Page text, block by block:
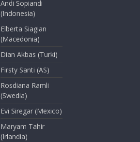
Andi Sopiandi
(Indonesia)
Elberta Siagian
(Macedonia)
Dian Akbas (Turki)
Firsty Santi (AS)
Rosdiana Ramli
(Swedia)
Evi Siregar (Mexico)
Maryam Tahir
(Irlandia)